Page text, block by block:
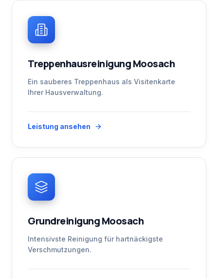
Treppenhausreinigung Moosach
Ein sauberes Treppenhaus als Visitenkarte
Ihrer Hausverwaltung.
Leistung ansehen
Grundreinigung Moosach
Intensivste Reinigung für hartnäckigste
Verschmutzungen.